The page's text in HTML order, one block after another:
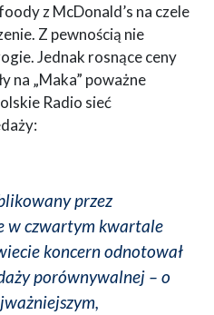
z McDonald’s na czele
Z pewnością nie
Jednak rosnące ceny
na „Maka” poważne
Radio sieć
przez
w czwartym kwartale
koncern odnotował
porównywalnej – o